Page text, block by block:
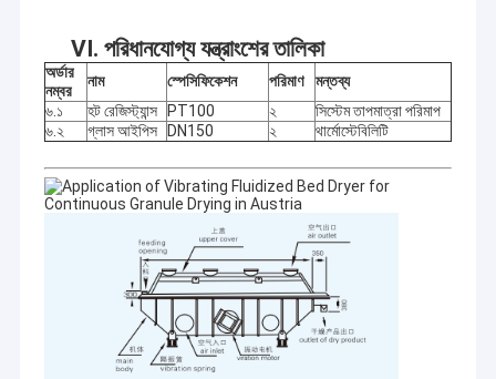
VI. পরিধানযোগ্য যন্ত্রাংশের তালিকা
অর্ডার
নম্বর
নাম স্পেসিফিকেশন পরিমাণ
মন্তব্য
৬.১
হট রেজিস্ট্যান্স PT100 ২
সিস্টেম তাপমাত্রা পরিমাপ
৬.২
গ্লাস আইপিস DN150 ২ থার্মোস্টেবিলিটি